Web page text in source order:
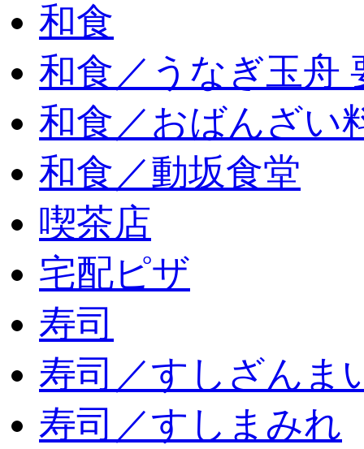
和食
和食／うなぎ玉舟
和食／おばんざい
和食／動坂食堂
喫茶店
宅配ピザ
寿司
寿司／すしざんま
寿司／すしまみれ